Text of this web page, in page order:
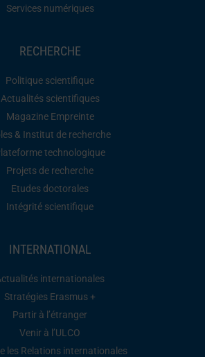
Services numériques
RECHERCHE
Politique scientifique
Actualités scientifiques
Magazine Empreinte
& Institut de recherche
technologique
Projets de recherche
Etudes doctorales
Intégrité scientifique
INTERNATIONAL
internationales
Stratégies Erasmus +
Partir à l’étranger
Venir à l’ULCO
les Relations internationales